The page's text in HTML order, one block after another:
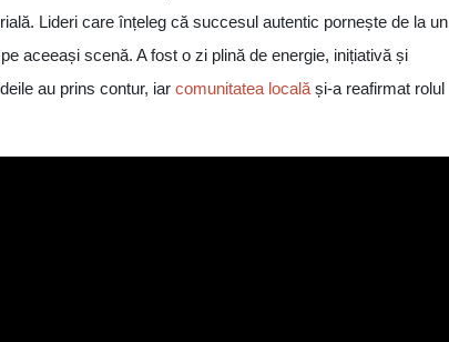
Lideri care înțeleg că succesul autentic pornește de la un
aceeași scenă. A fost o zi plină de energie, inițiativă și
au prins contur, iar comunitatea localăși-a reafirmat rolul